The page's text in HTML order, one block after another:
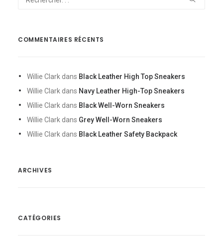
COMMENTAIRES RÉCENTS
Willie Clark dans Black Leather High Top Sneakers
Willie Clark dans Navy Leather High-Top Sneakers
Willie Clark dans Black Well-Worn Sneakers
Willie Clark dans Grey Well-Worn Sneakers
Willie Clark dans Black Leather Safety Backpack
ARCHIVES
CATÉGORIES